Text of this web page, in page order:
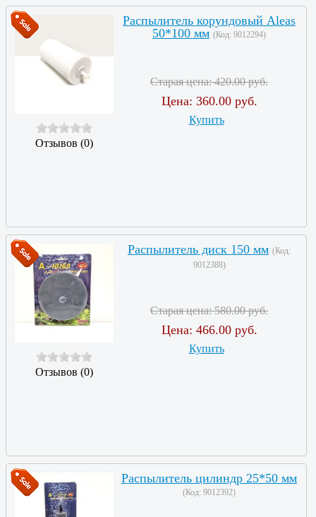
Отзывов (0)
Распылитель корундовый Aleas
50*100 мм (Код: 9012294)
Старая цена:420.00 руб.
Цена: 360.00 руб.
Купить
Отзывов (0)
Распылитель диск 150 мм (Код:
9012388)
Старая цена:580.00 руб.
Цена: 466.00 руб.
Купить
Распылитель цилиндр 25*50 мм
(Код: 9012392)